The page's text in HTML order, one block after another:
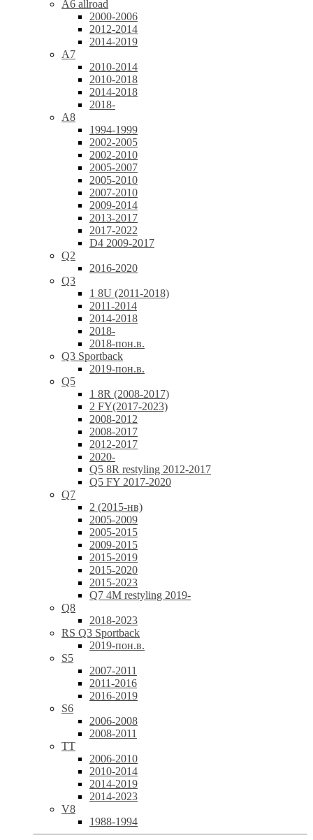
A6 allroad
2000-2006
2012-2014
2014-2019
A7
2010-2014
2010-2018
2014-2018
2018-
A8
1994-1999
2002-2005
2002-2010
2005-2007
2005-2010
2007-2010
2009-2014
2013-2017
2017-2022
D4 2009-2017
Q2
2016-2020
Q3
1 8U (2011-2018)
2011-2014
2014-2018
2018-
2018-пон.в.
Q3 Sportback
2019-пон.в.
Q5
1 8R (2008-2017)
2 FY(2017-2023)
2008-2012
2008-2017
2012-2017
2020-
Q5 8R restyling 2012-2017
Q5 FY 2017-2020
Q7
2 (2015-нв)
2005-2009
2005-2015
2009-2015
2015-2019
2015-2020
2015-2023
Q7 4M restyling 2019-
Q8
2018-2023
RS Q3 Sportback
2019-пон.в.
S5
2007-2011
2011-2016
2016-2019
S6
2006-2008
2008-2011
TT
2006-2010
2010-2014
2014-2019
2014-2023
V8
1988-1994